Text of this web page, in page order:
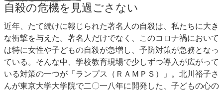
自殺の危機を見過ごさない
近年、たて続けに報じられた著名人の自殺は、私たちに大き
な衝撃を与えた。著名人だけでなく、このコロナ禍において
は特に女性や子どもの自殺が急増し、予防対策が急務となっ
ている。そんな中、学校教育現場で少しずつ導入が広がって
いる対策の一つが「ランプス（ＲＡＭＰＳ）」。北川裕子さ
んが東京大学大学院で二〇一八年に開発した、子どもの心の